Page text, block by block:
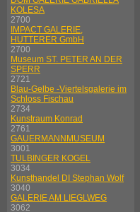
KOLESA
2700
IMPACT GALERIE,
HUTTERER GmbH
2700
Museum ST. PETER AN DER
SPERR
2721
Blau-Gelbe -Viertelsgalerie im
Schloss Fischau
2734
Kunstraum Konrad
2761
GAUERMANNMUSEUM
3001
TULBINGER KOGEL
3034
Kunsthandel DI Stephan Wolf
3040
GALERIE AM LIEGLWEG
3062